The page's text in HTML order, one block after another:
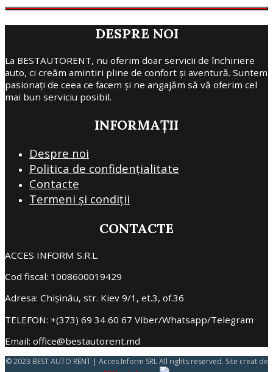
DESPRE NOI
La BESTAUTORENT, nu oferim doar servicii de închiriere
auto, ci creăm amintiri pline de confort și aventură. Suntem
pasionați de ceea ce facem și ne angajăm să vă oferim cel
mai bun serviciu posibil.
INFORMAȚII
Despre noi
Politica de confidențialitate
Contacte
Termeni și condiții
CONTACTE
ACCES INFORM S.R.L.
Cod fiscal: 1008600019429
Adresa: Chișinău, str. Kiev 9/1, et.3, of.36
TELEFON: +(373) 69 34 60 67 Viber/Whatsapp/Telegram
Email: office@bestautorent.md
© 2023 BEST AUTO RENT | Acces Inform SRL All rights reserved. Site creat de